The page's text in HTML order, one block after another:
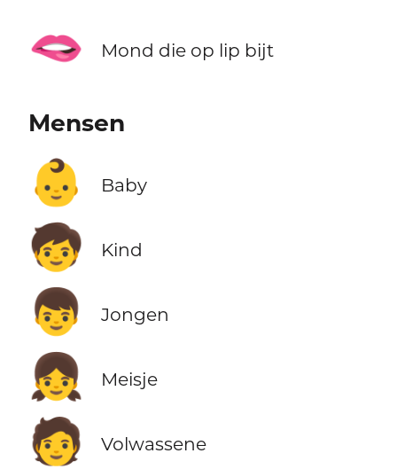
🫦
Mond die op lip bijt
Mensen
👶 Baby
🧒 Kind
👦 Jongen
👧 Meisje
🧑 Volwassene